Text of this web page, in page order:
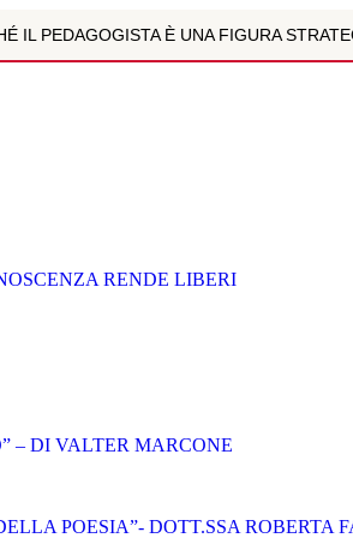
IL PEDAGOGISTA È UNA FIGURA
ITALIANA A FINE XIX SECOLO CON I
MARCO CALZOLI
ITALIANA A FINE XIX SECOLO CON I
RENDE LIBERI
– DI VALTER MARCONE
POESIA”- DOTT.SSA ROBERTA